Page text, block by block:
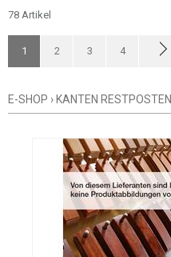
78 Artikel
1 2 3 4
E-SHOP › KANTEN RESTPOSTEN